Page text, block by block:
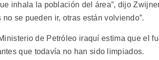
inhala la población del área”, dijo
se pueden ir, otras están volviendo”.
de Petróleo iraquí estima que el
que todavía no han sido limpiados.